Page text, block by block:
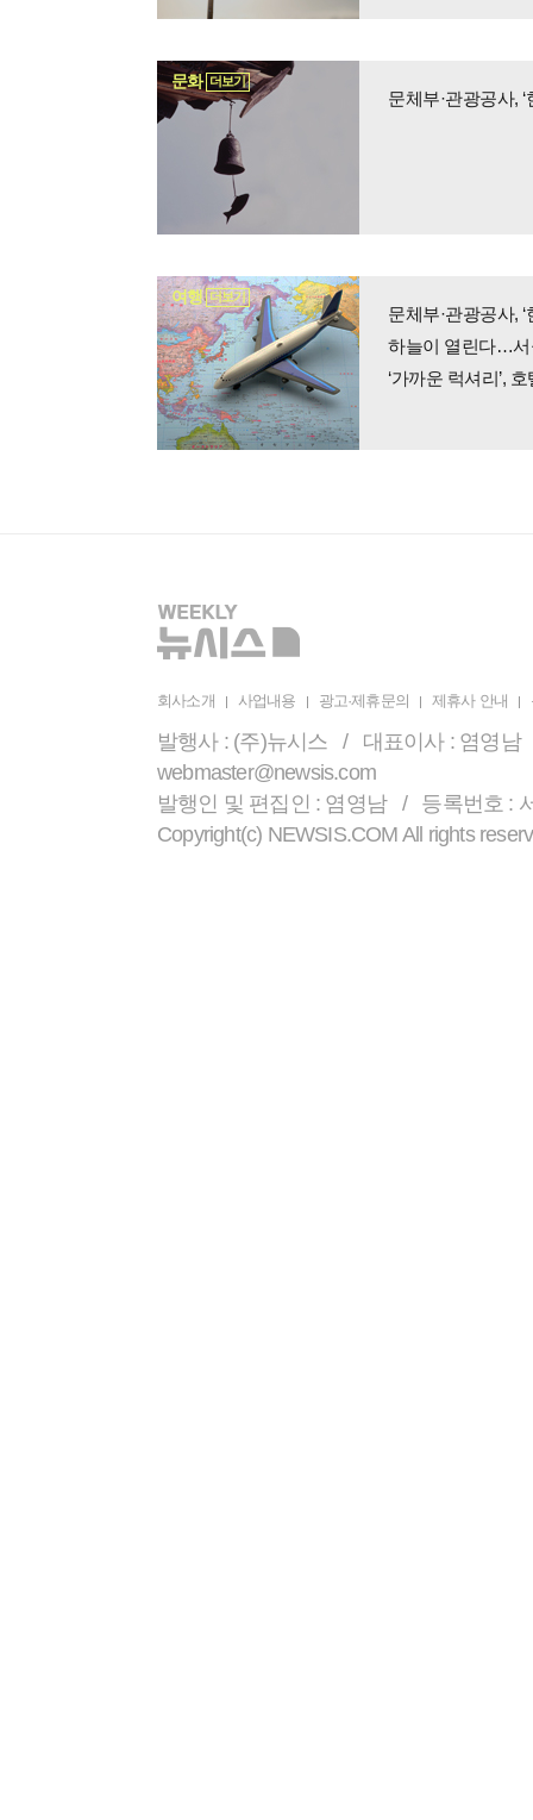
문화 더보기
문체부·관광공사,
여행 더보기
문체부·관광공사,
하늘이 열린다…서
‘가까운 럭셔리’,
회사소개 사업내용 광고·제휴문의 제휴사 안내
발행사 : (주)뉴시스 / 대표이사 : 염영
webmaster@newsis.com
발행인 및 편집인 : 염영남 / 등록번호 :
Copyright(c) NEWSIS.COM All rights